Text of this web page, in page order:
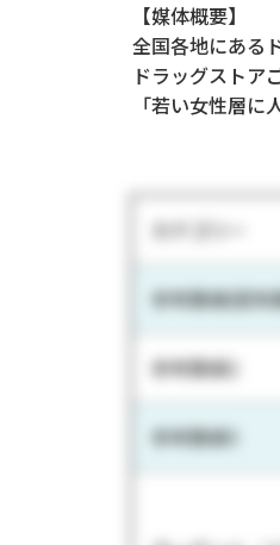
【媒体概要】
全国各地にある
ドラッグストア
「若い女性層
カテゴリー
参考数値(配布
参考数値2
参考数値3